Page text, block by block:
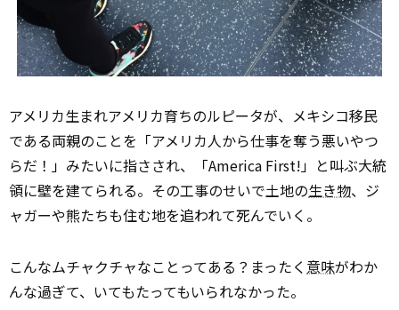
アメリカ生まれアメリカ育ちのルピータが、メキシコ移民
である両親のことを「アメリカ人から仕事を奪う悪いやつ
らだ！」みたいに指さされ、「America First!」と叫ぶ大統
領に壁を建てられる。その工事のせいで土地の生き物、ジ
ャガーや熊たちも住む地を追われて死んでいく。
こんなムチャクチャなことってある？まったく 意味がわか
んな過ぎて、いてもたってもいられなかった。